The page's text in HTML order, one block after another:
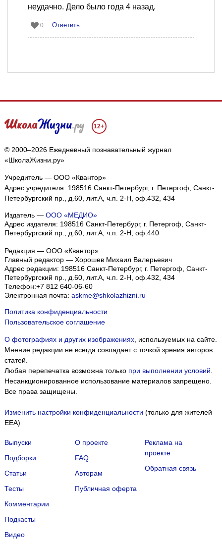
неудачно. Дело было года 4 назад.
0 Ответить
12+
© 2000–2026 Ежедневный познавательный журнал
«ШколаЖизни.ру»
Учредитель — ООО «Квантор»
Адрес учредителя: 198516 Санкт-Петербург, г. Петергоф, Санкт-
Петербургский пр., д.60, лит.А, ч.п. 2-Н, оф.432, 434
Издатель — ООО «МЕДИО»
Адрес издателя: 198516 Санкт-Петербург, г. Петергоф, Санкт-
Петербургский пр., д.60, лит.А, ч.п. 2-Н, оф.440
Редакция — ООО «Квантор»
Главный редактор — Хорошев Михаил Валерьевич
Адрес редакции: 198516 Санкт-Петербург, г. Петергоф, Санкт-
Петербургский пр., д.60, лит.А, ч.п. 2-Н, оф.432, 434
Телефон:+7 812 640-06-60
Электронная почта: askme@shkolazhizni.ru
Политика конфиденциальности
Пользовательское соглашение
О фотографиях и других изображениях, используемых на сайте.
Мнение редакции не всегда совпадает с точкой зрения авторов
статей.
Любая перепечатка возможна только при выполнении условий.
Несанкционированное использование материалов запрещено.
Все права защищены.
Изменить настройки конфиденциальности (только для жителей
EEA)
Выпуски
Подборки
Статьи
Тесты
Комментарии
Подкасты
Видео
О проекте
FAQ
Авторам
Публичная оферта
Реклама на
проекте
Обратная связь